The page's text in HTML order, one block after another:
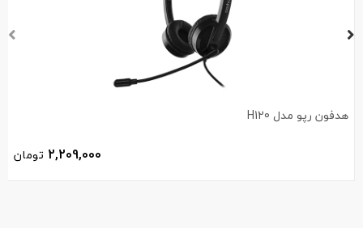
هدفون رپو مدل H120
2,209,000 تومان